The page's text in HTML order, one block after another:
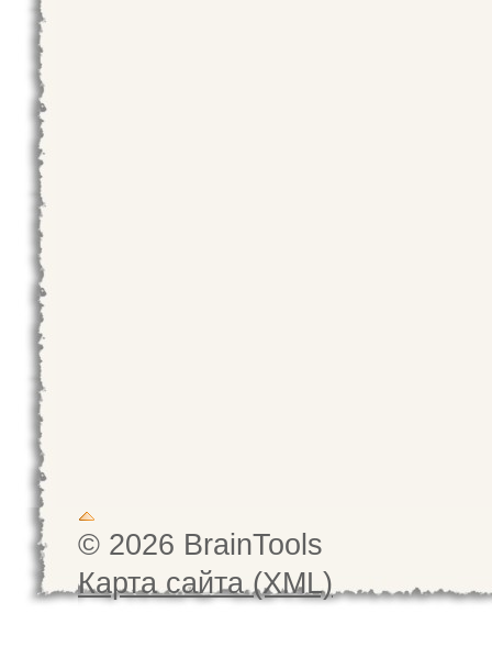
© 2026 BrainTools
Карта сайта (XML)